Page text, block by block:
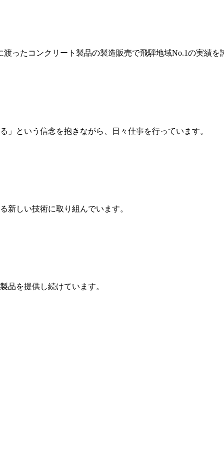
ったコンクリート製品の製造販売で飛騨地域No.1の実績を
という信念を抱きながら、日々仕事を行っています。
新しい技術に取り組んでいます。
品を提供し続けています。